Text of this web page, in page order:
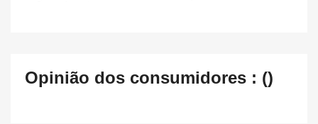
Opinião dos consumidores : ()